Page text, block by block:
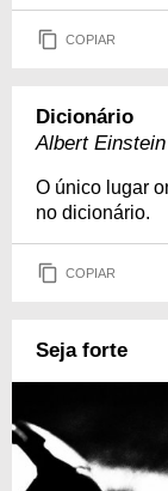
COPIAR
Dicionário
Albert Einstein
O único lugar
no dicionário.
COPIAR
Seja forte